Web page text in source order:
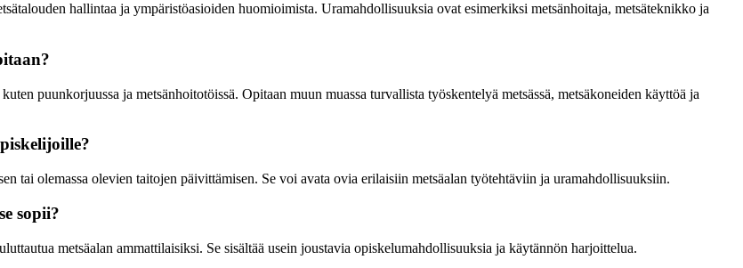
hallintaa ja ympäristöasioiden huomioimista. Uramahdollisuuksia ovat esimerkiksi metsänhoitaja, metsäteknikko ja
puunkorjuussa ja metsänhoitotöissä. Opitaan muun muassa turvallista työskentelyä metsässä, metsäkoneiden käyttöä ja
tai olemassa olevien taitojen päivittämisen. Se voi avata ovia erilaisiin metsäalan työtehtäviin ja uramahdollisuuksiin.
sopii?
metsäalan ammattilaisiksi. Se sisältää usein joustavia opiskelumahdollisuuksia ja käytännön harjoittelua.